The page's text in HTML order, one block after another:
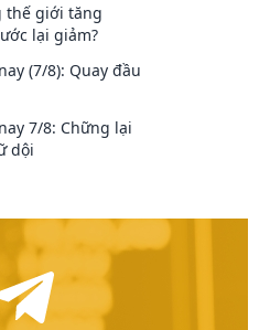
thế giới tăng
lại giảm?
(7/8): Quay đầu
7/8: Chững lại
dội